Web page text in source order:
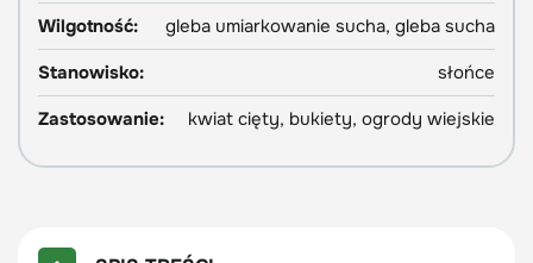
Wilgotność:
gleba umiarkowanie sucha, gleba sucha
Stanowisko:
słońce
Zastosowanie:
kwiat cięty, bukiety, ogrody wiejskie